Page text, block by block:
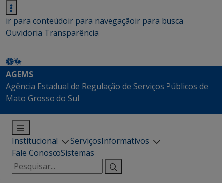
ir para conteúdoir para navegaçãoir para busca
Ouvidoria Transparência
AGEMS
Agência Estadual de Regulação de Serviços Públicos de
Mato Grosso do Sul
Institucional ServiçosInformativos
Fale ConoscoSistemas
Pesquisar
por: